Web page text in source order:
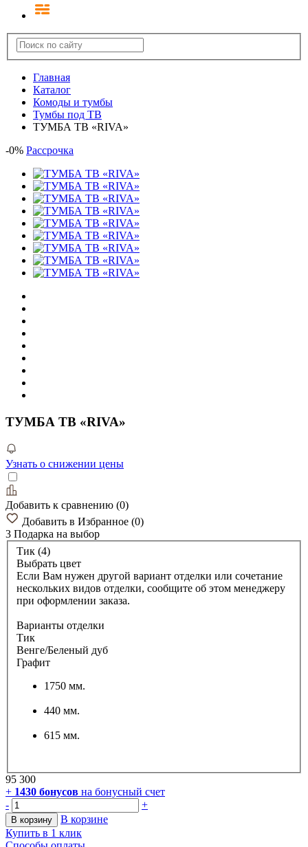
Главная
Каталог
Комоды и тумбы
Тумбы под ТВ
ТУМБА ТВ «RIVA»
-0% Рассрочка
ТУМБА ТВ «RIVA»
Узнать о снижении цены
Добавить к сравнению (0)
Добавить в Избранное (0)
3 Подарка на выбор
Тик (4)
Выбрать цвет
Если Вам нужен другой вариант отделки или сочетание
нескольких видов отделки, сообщите об этом менеджеру
при оформлении заказа.
Варианты отделки
Тик
Венге/Беленый дуб
Графит
1750 мм.
440 мм.
615 мм.
95 300
+ 1430 бонусов на бонусный счет
-
+
В корзину
В корзине
Купить в 1 клик